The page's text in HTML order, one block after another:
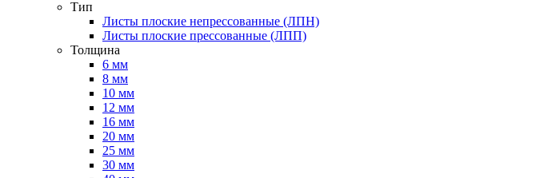
Тип
Листы плоские непрессованные (ЛПН)
Листы плоские прессованные (ЛПП)
Толщина
6 мм
8 мм
10 мм
12 мм
16 мм
20 мм
25 мм
30 мм